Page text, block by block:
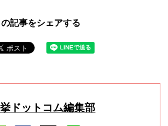
の記事をシェアする
ドットコム編集部